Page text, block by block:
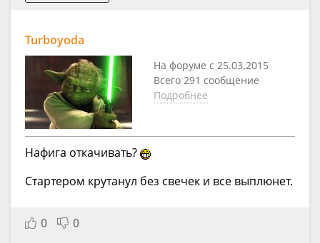
Turboyoda
На форуме с 25.03.2015
Всего 291 сообщение
Подробнее
Нафига откачивать?
Стартером крутанул без свечек и все выплюнет.
0 0